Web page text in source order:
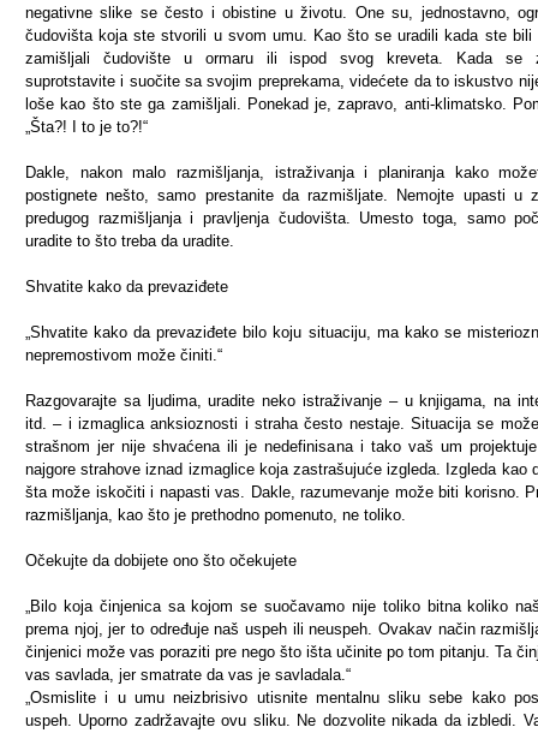
negativne slike se često i obistine u životu. One su, jednostavno,
čudovišta koja ste stvorili u svom umu. Kao što se uradili kada ste bili
zamišljali čudovište u ormaru ili ispod svog kreveta. Kada se
suprotstavite i suočite sa svojim preprekama, videćete da to iskustvo
loše kao što ste ga zamišljali. Ponekad je, zapravo, anti-klimatsko.
„Šta?! I to je to?!“
Dakle, nakon malo razmišljanja, istraživanja i planiranja kako
postignete nešto, samo prestanite da razmišljate. Nemojte upasti u
predugog razmišljanja i pravljenja čudovišta. Umesto toga, samo
uradite to što treba da uradite.
Shvatite kako da prevaziđete
„Shvatite kako da prevaziđete bilo koju situaciju, ma kako se
nepremostivom može činiti.“
Razgovarajte sa ljudima, uradite neko istraživanje – u knjigama, na
itd. – i izmaglica anksioznosti i straha često nestaje. Situacija se
strašnom jer nije shvaćena ili je nedefinisana i tako vaš um
najgore strahove iznad izmaglice koja zastrašujuće izgleda. Izgleda kao
šta može iskočiti i napasti vas. Dakle, razumevanje može biti korisno.
razmišljanja, kao što je prethodno pomenuto, ne toliko.
Očekujte da dobijete ono što očekujete
„Bilo koja činjenica sa kojom se suočavamo nije toliko bitna koliko
prema njoj, jer to određuje naš uspeh ili neuspeh. Ovakav način
činjenici može vas poraziti pre nego što išta učinite po tom pitanju. Ta
vas savlada, jer smatrate da vas je savladala.“
„Osmislite i u umu neizbrisivo utisnite mentalnu sliku sebe kako
uspeh. Uporno zadržavajte ovu sliku. Ne dozvolite nikada da izbledi.